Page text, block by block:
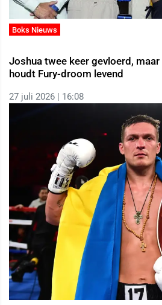
Boks Nieuws
Joshua twee keer gevloerd,
houdt Fury-droom levend
27 juli 2026 | 16:08